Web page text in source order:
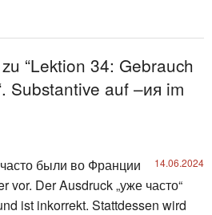
“Lektion 34: Gebrauch
Substantive auf –ия im
14.06.2024
были во Франции
vor. Der Ausdruck „уже часто“
ist inkorrekt. Stattdessen wird